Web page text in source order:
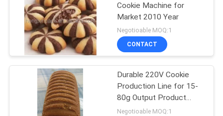
De Machine van
voedselencrusting
Cookie Machine for
Market 2010 Year
Negotioable MOQ:1
CONTACT
Durable 220V Cookie
Production Line for 15-
80g Output Product
Weight in Hot Demand
Negotioable MOQ:1